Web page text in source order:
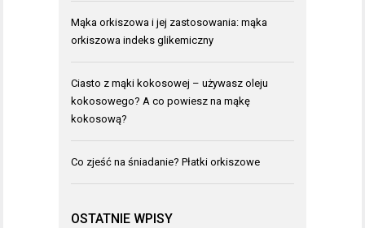
Mąka orkiszowa i jej zastosowania: mąka
orkiszowa indeks glikemiczny
Ciasto z mąki kokosowej – używasz oleju
kokosowego? A co powiesz na mąkę
kokosową?
Co zjeść na śniadanie? Płatki orkiszowe
OSTATNIE WPISY